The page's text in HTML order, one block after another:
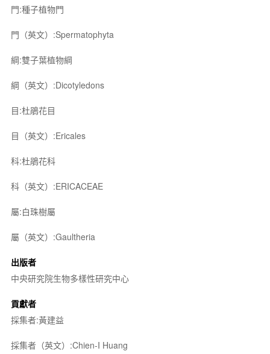
門:種子植物門
門（英文）:Spermatophyta
綱:雙子葉植物綱
綱（英文）:Dicotyledons
目:杜鵑花目
目（英文）:Ericales
科:杜鵑花科
科（英文）:ERICACEAE
屬:白珠樹屬
屬（英文）:Gaultheria
出版者
中央研究院生物多樣性研究中心
貢獻者
採集者:黃建益
採集者（英文）:Chien-I Huang